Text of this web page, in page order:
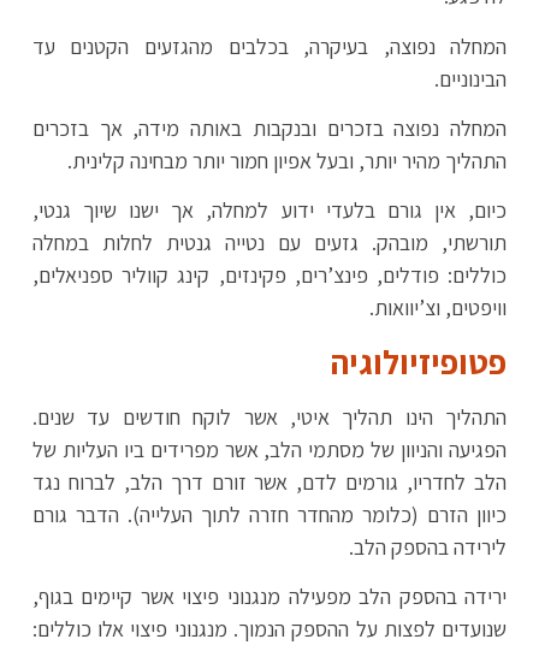
המחלה נפוצה, בעיקרה, בכלבים מהגזעים הקטנים עד
הבינוניים.
המחלה נפוצה בזכרים ובנקבות באותה מידה, אך בזכרים
התהליך מהיר יותר, ובעל אפיון חמור יותר מבחינה קלינית.
כיום, אין גורם בלעדי ידוע למחלה, אך ישנו שיוך גנטי,
תורשתי, מובהק. גזעים עם נטייה גנטית לחלות במחלה
כוללים: פודלים, פינצ’רים, פקינזים, קינג קווליר ספניאלים,
וויפטים, וצ’יוואות.
פטופיזיולוגיה
התהליך הינו תהליך איטי, אשר לוקח חודשים עד שנים.
הפגיעה והניוון של מסתמי הלב, אשר מפרידים ביו העליות של
הלב לחדריו, גורמים לדם, אשר זורם דרך הלב, לברוח נגד
כיוון הזרם (כלומר מהחדר חזרה לתוך העלייה). הדבר גורם
לירידה בהספק הלב.
ירידה בהספק הלב מפעילה מנגנוני פיצוי אשר קיימים בגוף,
שנועדים לפצות על ההספק הנמוך. מנגנוני פיצוי אלו כוללים: